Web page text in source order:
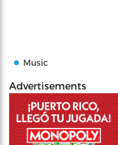
Music
Advertisements